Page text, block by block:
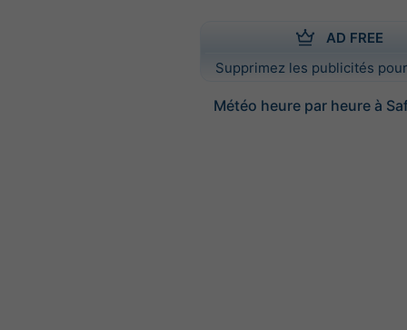
AD FREE
Supprimez les publicités
Météo heure par heure à